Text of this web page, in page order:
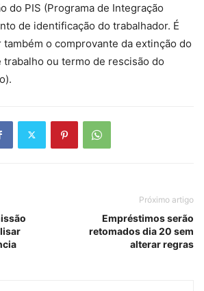
do PIS (Programa de Integração
de identificação do trabalhador. É
o comprovante da extinção do
ou termo de rescisão do
Próximo artigo
Empréstimos serão
retomados dia 20 sem
alterar regras